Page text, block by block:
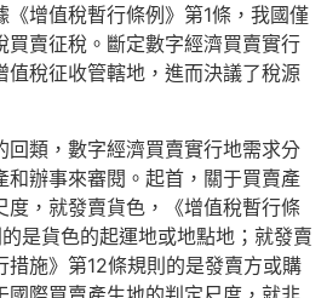
增值稅暫行條例》第1條，我國僅
買賣征稅。斷定數字經濟買賣實行
值稅征收管轄地，進而決議了稅源
回類，數字經濟買賣實行地需求分
和辦事來審閱。起首，關于買賣產
度，就發賣貨色，《增值稅暫行條
是貨色的起運地或地點地；就發賣
措施》第12條規則的是發賣方或購